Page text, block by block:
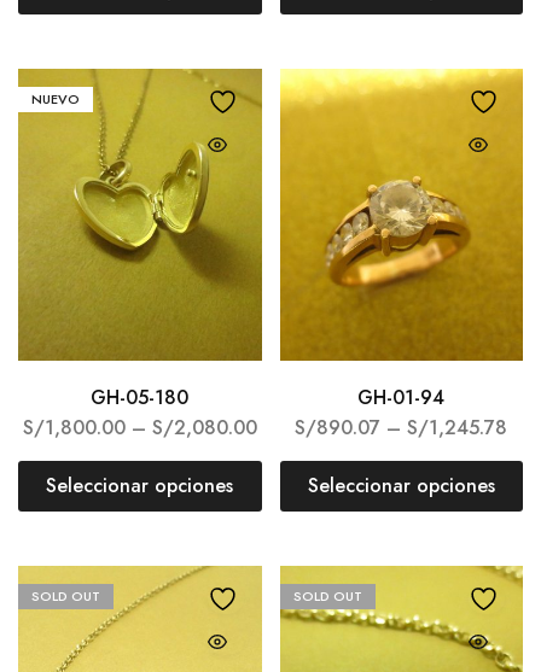
NUEVO
GH-05-180
S/1,800.00 – S/2,080.00
Seleccionar opciones
GH-01-94
S/890.07 – S/1,245.78
Seleccionar opciones
SOLD OUT SOLD OUT